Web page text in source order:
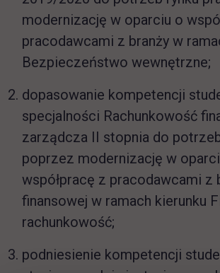
modernizację w oparciu o
pracodawcami z branży w
Bezpieczeństwo wewnętrzne;
dopasowanie kompetencji
specjalności Rachunkowość
zarządcza II stopnia do
poprzez modernizację w
współpracę z pracodawcami z
finansowej w ramach kierunku
rachunkowość;
podniesienie kompetencji